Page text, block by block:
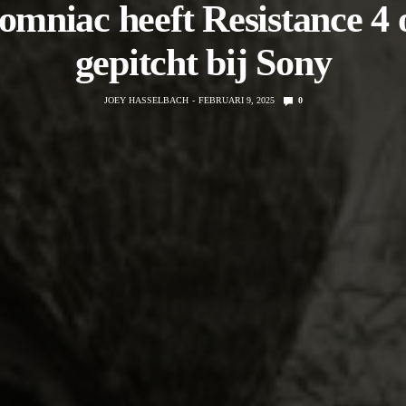
heeft Resistance 4
gepitcht bij Sony
JOEY HASSELBACH FEBRUARI 9, 2025 0